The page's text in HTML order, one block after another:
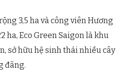
3,5 ha và công viên Hương
ha, Eco Green Saigon là khu
sở hữu hệ sinh thái nhiều cây
đãng.